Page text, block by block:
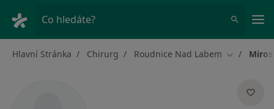
Co hledáte?
Hlavní Stránka Chirurg Roudnice Nad Labem Změna